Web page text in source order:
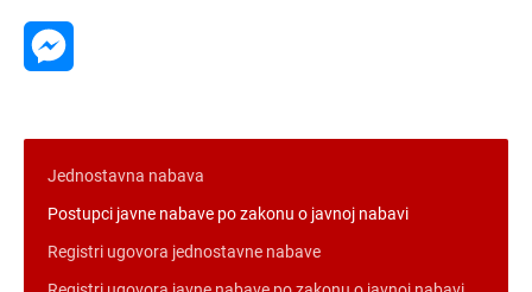
Jednostavna nabava
Postupci javne nabave po zakonu o javnoj nabavi
Registri ugovora jednostavne nabave